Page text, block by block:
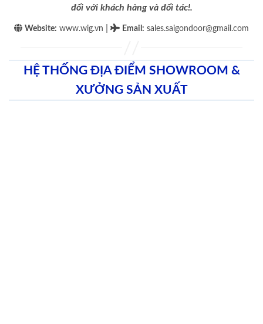
đối với khách hàng và đối tác!.
Website: www.wig.vn Email : sales.saigondoor@gmail.com
HỆ THỐNG ĐỊA ĐIỂM SHOWROOM &
XƯỞNG SẢN XUẤT